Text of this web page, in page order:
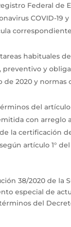
Federal de
COVID-19
habituales
preventivo y
de 2020 y
del
con arreglo
la certificación
artículo 1°
38/2020 de la
especial de
del